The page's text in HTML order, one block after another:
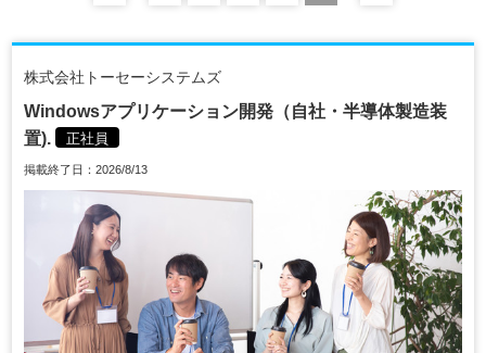
株式会社トーセーシステムズ
Windowsアプリケーション開発（自社・半導体製造装
置).
正社員
掲載終了日：2026/8/13